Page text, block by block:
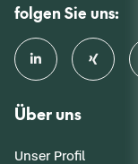
folgen Sie uns:
Über uns
Unser Profil